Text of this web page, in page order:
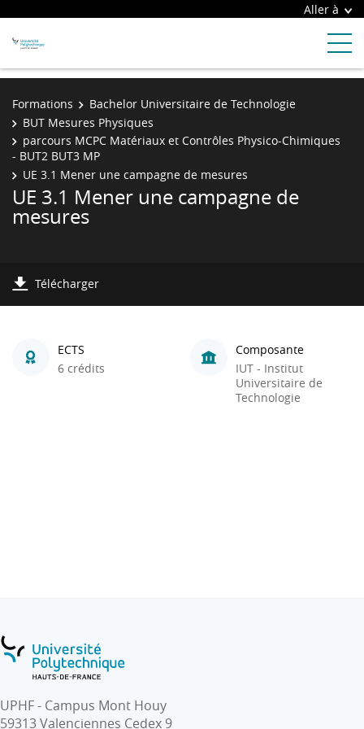
Aller à
Formations
Bachelor Universitaire de Technologie
BUT Mesures Physiques
parcours MCPC Matériaux et Contrôles Physico-Chimiques
- BUT2 BUT3 MP
UE 3.1 Mener une campagne de mesures
UE 3.1 Mener une campagne de
mesures
Télécharger
ECTS
6 crédits
Composante
IUT - Institut
Universitaire de
Technologie
UPHF - Campus Mont Houy
59313 Valenciennes Cedex 9